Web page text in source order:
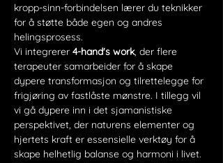
kropp-sinn-forbindelsen lærer du teknikker
for å støtte både egen og andres
helingsprosess.
Vi integrerer 4-hand's work, der flere
terapeuter samarbeider for å skape
dypere transformasjon og tilrettelegge for
frigjøring av fastlåste mønstre. I tillegg vil
vi gå dypere inn i det sjamanistiske
perspektivet, der naturens elementer og
hjertets kraft er essensielle verktøy for å
skape helhetlig balanse og harmoni i livet.